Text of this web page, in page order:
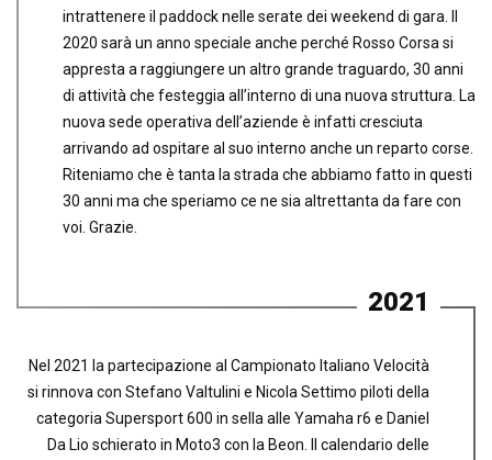
intrattenere il paddock nelle serate dei weekend di gara. Il
2020 sarà un anno speciale anche perché Rosso Corsa si
appresta a raggiungere un altro grande traguardo, 30 anni
di attività che festeggia all’interno di una nuova struttura. La
nuova sede operativa dell’aziende è infatti cresciuta
arrivando ad ospitare al suo interno anche un reparto corse.
Riteniamo che è tanta la strada che abbiamo fatto in questi
30 anni ma che speriamo ce ne sia altrettanta da fare con
voi. Grazie.
2021
Nel 2021 la partecipazione al Campionato Italiano Velocità
si rinnova con Stefano Valtulini e Nicola Settimo piloti della
categoria Supersport 600 in sella alle Yamaha r6 e Daniel
Da Lio schierato in Moto3 con la Beon. Il calendario delle